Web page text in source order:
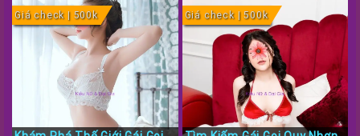
Giá check | 500k Giá check | 500k